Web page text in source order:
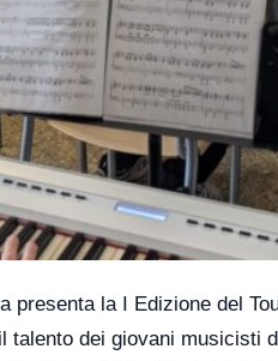
presenta la I Edizione del
dei giovani musicisti